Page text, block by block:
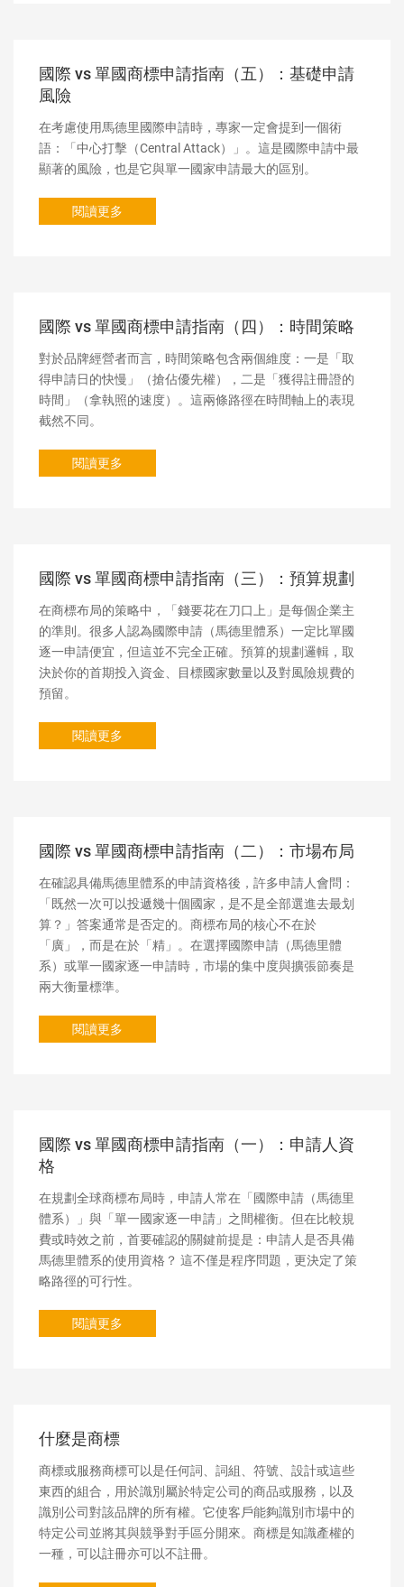
國際 vs 單國商標申請指南（五）：基礎申請
風險
在考慮使用馬德里國際申請時，專家一定會提到一個術
語：「中心打擊（Central Attack）」。這是國際申請中最
顯著的風險，也是它與單一國家申請最大的區別。
閱讀更多
國際 vs 單國商標申請指南（四）：時間策略
對於品牌經營者而言，時間策略包含兩個維度：一是「取
得申請日的快慢」（搶佔優先權），二是「獲得註冊證的
時間」（拿執照的速度）。這兩條路徑在時間軸上的表現
截然不同。
閱讀更多
國際 vs 單國商標申請指南（三）：預算規劃
在商標布局的策略中，「錢要花在刀口上」是每個企業主
的準則。很多人認為國際申請（馬德里體系）一定比單國
逐一申請便宜，但這並不完全正確。預算的規劃邏輯，取
決於你的首期投入資金、目標國家數量以及對風險規費的
預留。
閱讀更多
國際 vs 單國商標申請指南（二）：市場布局
在確認具備馬德里體系的申請資格後，許多申請人會問：
「既然一次可以投遞幾十個國家，是不是全部選進去最划
算？」答案通常是否定的。商標布局的核心不在於
「廣」，而是在於「精」。在選擇國際申請（馬德里體
系）或單一國家逐一申請時，市場的集中度與擴張節奏是
兩大衡量標準。
閱讀更多
國際 vs 單國商標申請指南（一）：申請人資
格
在規劃全球商標布局時，申請人常在「國際申請（馬德里
體系）」與「單一國家逐一申請」之間權衡。但在比較規
費或時效之前，首要確認的關鍵前提是：申請人是否具備
馬德里體系的使用資格？ 這不僅是程序問題，更決定了策
略路徑的可行性。
閱讀更多
什麼是商標
商標或服務商標可以是任何詞、詞組、符號、設計或這些
東西的組合，用於識別屬於特定公司的商品或服務，以及
識別公司對該品牌的所有權。它使客戶能夠識別市場中的
特定公司並將其與競爭對手區分開來。商標是知識產權的
一種，可以註冊亦可以不註冊。